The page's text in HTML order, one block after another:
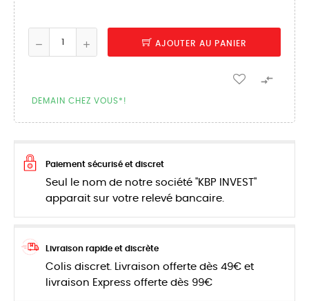
AJOUTER AU PANIER

DEMAIN CHEZ VOUS*!
Paiement sécurisé et discret
Seul le nom de notre société "KBP INVEST"
apparait sur votre relevé bancaire.
Livraison rapide et discrète
Colis discret. Livraison offerte dès 49€ et
livraison Express offerte dès 99€